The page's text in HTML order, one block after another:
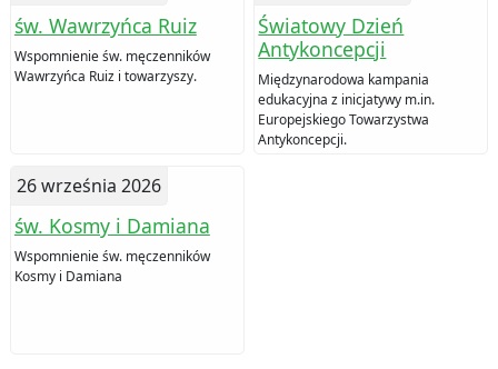
św. Wawrzyńca Ruiz
Wspomnienie św. męczenników
Wawrzyńca Ruiz i towarzyszy.
Światowy Dzień
Antykoncepcji
Międzynarodowa kampania
edukacyjna z inicjatywy m.in.
Europejskiego Towarzystwa
Antykoncepcji.
26 września 2026
św. Kosmy i Damiana
Wspomnienie św. męczenników
Kosmy i Damiana